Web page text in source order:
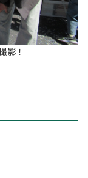
影！